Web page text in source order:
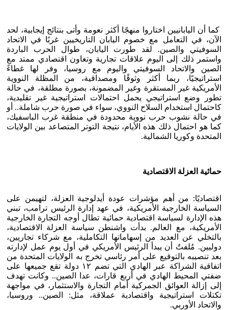
كما أن اليابانيين اختاروا منهجًا أكثر نعومة وأتى بنتائج إيجابية، لحد
الآن، في التعامل مع خصوم اليابان التاريخيين غربًا في الاتحاد
السوفيتي والصين. لقد طورت اليابان، طوال الحرب الباردة
واستمر ذلك إلى اليوم علاقات تجارية وتعاون اقتصادي ممتد مع
الصين والاتحاد السوفيتي واليوم مع روسيا، وفر لها غطاءً
استراتيجيًا، ربما أكثر وثوقًا ومصداقية، من المظلة النووية
الأمريكية غير المستقرة وغير المضمونة، بصورة مطلقة، في حالة
تطور وضع استراتيجي يحمل احتمالات استراتيجية غير تقليدية،
كاحتمال استخدام السلاح النووي، سواء في صورة حرب شاملة.. أو
في حالة نشوب حرب نووية محدودة في منطقة غرب الباسفيك،
كما هو احتمال ذلك هذه الأيام، نتيجة التوتر المتصاعد بين الولايات
المتحدة وكوريا الشمالية.
حمائية العزلة الاقتصادية
اقتصاديًا: من أهم مؤشرات عودة أيدلوجية العزلة، لتهيمن على
السياسة الخارجية الأمريكية، في عهد إدارة الرئيس ترامب، تبني
هذه الإدارة لسياسة اقتصادية حمائية تطال أوجه التجارة الخارجية
الأمريكية، مع العالم. بدأت واشنطن سياسة العزلة الاقتصادية،
بالتخلي عن العديد من إسهاماتها التكاملية، مع شركاء تجاريين،
دوليين. مُلفتٌ أن يبدأ الرئيس الأمريكي في أول يوم عمل لإدارته
بعد تنصيبه بالتوقيع على أمر رئاسي تخرج به الولايات المتحدة من
اتفاقية الشراكة عبر الهادي التي تضم ١٢ دولة تقع جميعها على
ضفتي المحيط الهادي في أربع قارات، عدا الصين.. وكانت تهدف
إلى إزالة العوائق الجمركية أمام التجارة والاستثمار، في مواجهة
تكتلات استراتيجية واقتصادية عملاقة، مثل: الصين.. وروسيا،
والاتحاد الأوربي.